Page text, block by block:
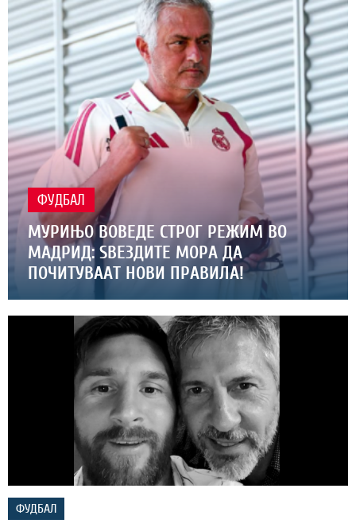
ФУДБАЛ
МУРИЊО ВОВЕДЕ СТРОГ РЕЖИМ ВО
МАДРИД: ЅВЕЗДИТЕ МОРА ДА
ПОЧИТУВААТ НОВИ ПРАВИЛА!
ФУДБАЛ